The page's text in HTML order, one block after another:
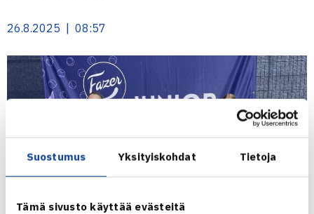
Suostumus Yksityiskohdat Tietoja
Tämä sivusto käyttää evästeitä
26.8.2025 | 08:57